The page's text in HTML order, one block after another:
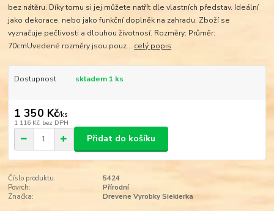
bez nátěru. Díky tomu si jej můžete natřít dle vlastních představ. Ideální
jako dekorace, nebo jako funkční doplněk na zahradu. Zboží se
vyznačuje pečlivosti a dlouhou životnosí. Rozměry: Průměr:
70cmUvedené rozměry jsou pouz... celý popis
Dostupnost skladem 1 ks
1 350 Kč/ks
1 116 Kč bez DPH
Přidat do košíku
Číslo produktu:
5424
Povrch:
Přírodní
Značka:
Drevene Vyrobky Siekierka